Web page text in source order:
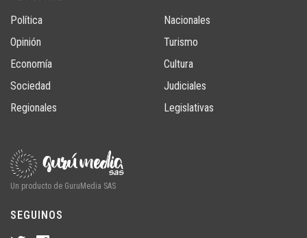
Política
Opinión
Economía
Sociedad
Regionales
Nacionales
Turismo
Cultura
Judiciales
Legislativas
Un producto de GuruMedia SAS
SEGUINOS